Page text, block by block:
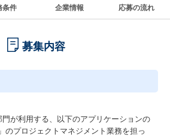
条件 企業情報 応募の流れ
募集内容
が利用する、以下のアプリケーションの
のプロジェクトマネジメント業務を担っ